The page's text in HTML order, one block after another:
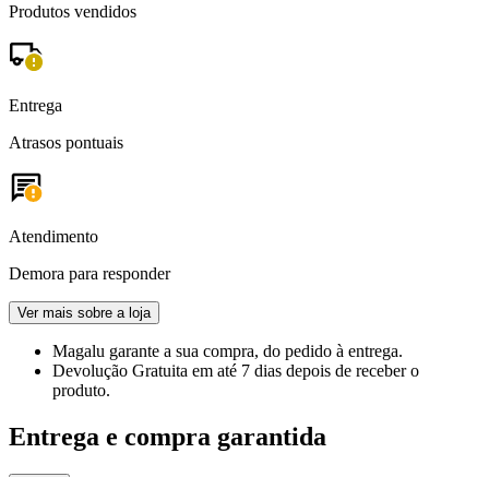
Produtos vendidos
Entrega
Atrasos pontuais
Atendimento
Demora para responder
Ver mais sobre a loja
Magalu garante a sua compra, do pedido à entrega.
Devolução Gratuita em até 7 dias depois de receber o
produto.
Entrega e compra garantida